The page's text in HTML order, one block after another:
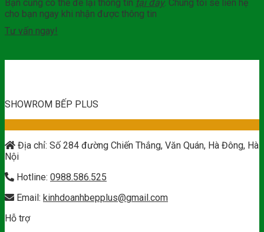
Bạn cũng có thể để lại thông tin tại đây. Chúng tôi sẽ liên hệ
cho bạn ngay khi nhận được thông tin
Tư vấn ngay!
SHOWROM BẾP PLUS
Địa chỉ: Số 284 đường Chiến Thắng, Văn Quán, Hà Đông, Hà
Nội
Hotline: 0988.586.525
Email: kinhdoanhbepplus@gmail.com
Hỗ trợ